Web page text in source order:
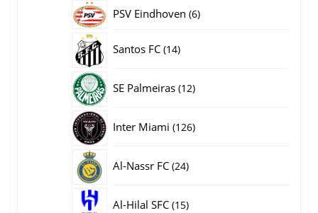
producten
PSV Eindhoven 66
Santos FC 1414
SE Palmeiras 1212
Inter Miami 126126
Al-Nassr FC 2424
Al-Hilal SFC 1515